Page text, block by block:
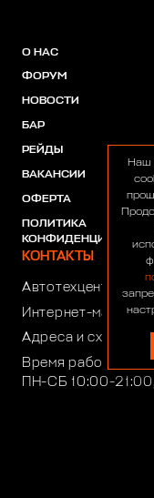
О НАС
ФОРУМ
НОВОСТИ
БАР
РЕЙДЫ
ВАКАНСИИ
ОФЕРТА
ПОЛИТИКА
КОНТАКТЫ
Автотехцентр:
Интернет-магазин:
Адреса и схемы
Время работы
ПН-СБ 10:00-
Наш